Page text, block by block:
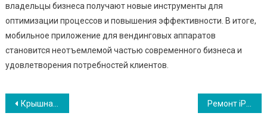
владельцы бизнеса получают новые инструменты для
оптимизации процессов и повышения эффективности. В итоге,
мобильное приложение для вендинговых аппаратов
становится неотъемлемой частью современного бизнеса и
удовлетворения потребностей клиентов.
Навигация
Крышная рекламная установка: преимущества и применение